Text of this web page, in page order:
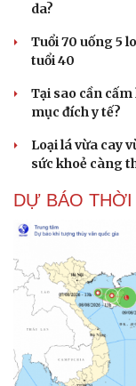
da?
Tuổi 70 uống 5
tuổi 40
Tại sao cần
mục đích y tế?
Loại lá vừa cay
sức khoẻ càng
DỰ BÁO THỜI